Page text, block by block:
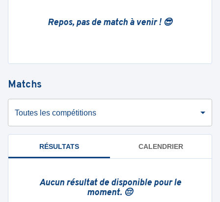
Repos, pas de match à venir ! 😎
Matchs
Toutes les compétitions
RÉSULTATS CALENDRIER
Aucun résultat de disponible pour le
moment. 😔